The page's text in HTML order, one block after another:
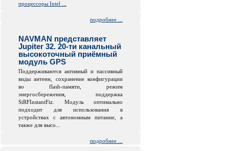
процессоры Intel ...
подробнее ...
NAVMAN представляет
Jupiter 32. 20-ти канальный
высокоточный приёмный
модуль GPS
Поддерживаются активный и пассивный
виды антенн, сохранение конфигурации
во flash-памяти, режим
энергосбережения, поддержка
SiRFInstantFiz. Модуль оптимально
подходит для использования в
устройствах с автономным питание, а
также для высо...
подробнее ...